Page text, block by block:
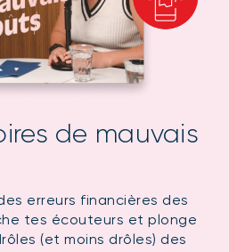
de mauvais
erreurs financières des
tes écouteurs et plonge
(et moins drôles) des